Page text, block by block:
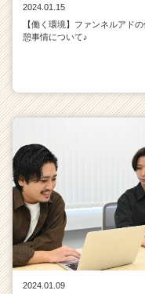
2024.01.15
【働く環境】ファンネルアドの
憩事情について♪
2024.01.09